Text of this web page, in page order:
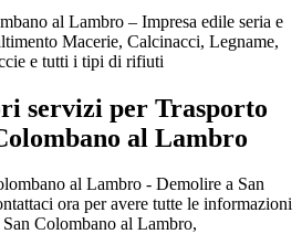
al Lambro – Impresa edile seria e
Macerie, Calcinacci, Legname,
e tutti i tipi di rifiuti
servizi per Trasporto
al Lambro